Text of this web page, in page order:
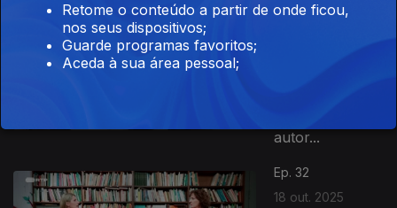
25 out. 2025
autor...
Ep. 32
18 out. 2025
Retome o conteúdo a partir de onde ficou,
nos seus dispositivos;
Guarde programas favoritos;
Aceda à sua área pessoal;